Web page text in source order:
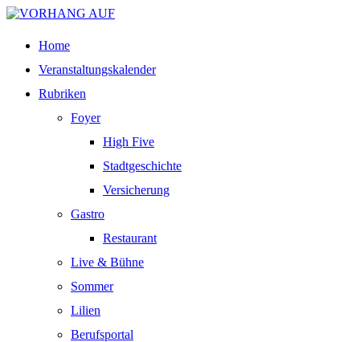
Home
Veranstaltungskalender
Rubriken
Foyer
High Five
Stadtgeschichte
Versicherung
Gastro
Restaurant
Live & Bühne
Sommer
Lilien
Berufsportal